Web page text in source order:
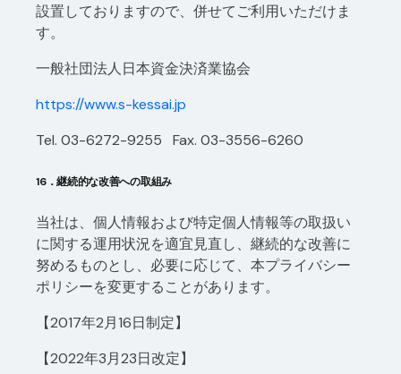
設置しておりますので、併せてご利用いただけま
す。
一般社団法人日本資金決済業協会
https://www.s-kessai.jp
Tel. 03-6272-9255 Fax. 03-3556-6260
16．継続的な改善への取組み
当社は、個人情報および特定個人情報等の取扱い
に関する運用状況を適宜見直し、継続的な改善に
努めるものとし、必要に応じて、本プライバシー
ポリシーを変更することがあります。
【2017年2月16日制定】
【2022年3月23日改定】